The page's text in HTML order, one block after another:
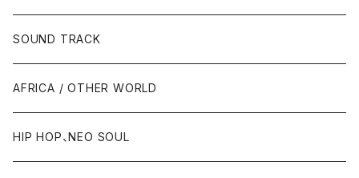
SOUND TRACK
AFRICA / OTHER WORLD
HIP HOP、NEO SOUL